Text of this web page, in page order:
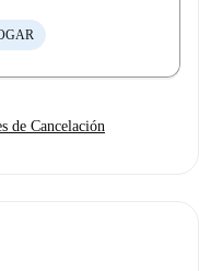
de Cancelación